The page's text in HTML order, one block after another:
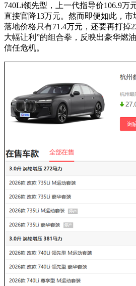
740Li领先型，上一代指导价106.9万
直接官降13万元。然而即便如此，
落地价格只有71.4万元，还要再打掉
大幅让利”的组合拳，反映出豪华燃
信任危机。